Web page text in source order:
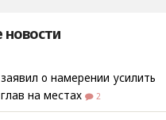
о намерении усилить
на местах
2